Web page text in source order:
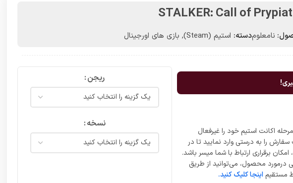
STALKER: Call of Prypiat
نامعلومدسته: استیم (Steam) , بازی های اورجینال
اکانت استیم خود را غیرفعال
را به درستی وارد نمایید تا در
برقراری ارتباط با شما میسر باشد.
درمورد محصول، می‌توانید از طریق
مستقیم اینجا کلیک کنید.
ریجن
نسخه